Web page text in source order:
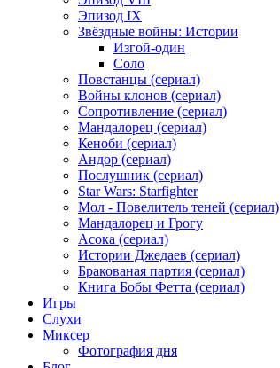
Эпизод IX
Звёздные войны: Истории
Изгой-один
Соло
Повстанцы (сериал)
Войны клонов (сериал)
Сопротивление (сериал)
Мандалорец (сериал)
Кеноби (сериал)
Андор (сериал)
Послушник (сериал)
Star Wars: Starfighter
Мол - Повелитель теней (сериал)
Мандалорец и Грогу
Асока (сериал)
Истории Джедаев (сериал)
Бракованая партия (сериал)
Книга Бобы Фетта (сериал)
Игры
Слухи
Миксер
Фотография дня